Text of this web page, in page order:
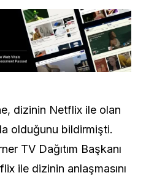
dizinin Netflix ile olan
olduğunu bildirmişti.
TV Dağıtım Başkanı
ile dizinin anlaşmasını